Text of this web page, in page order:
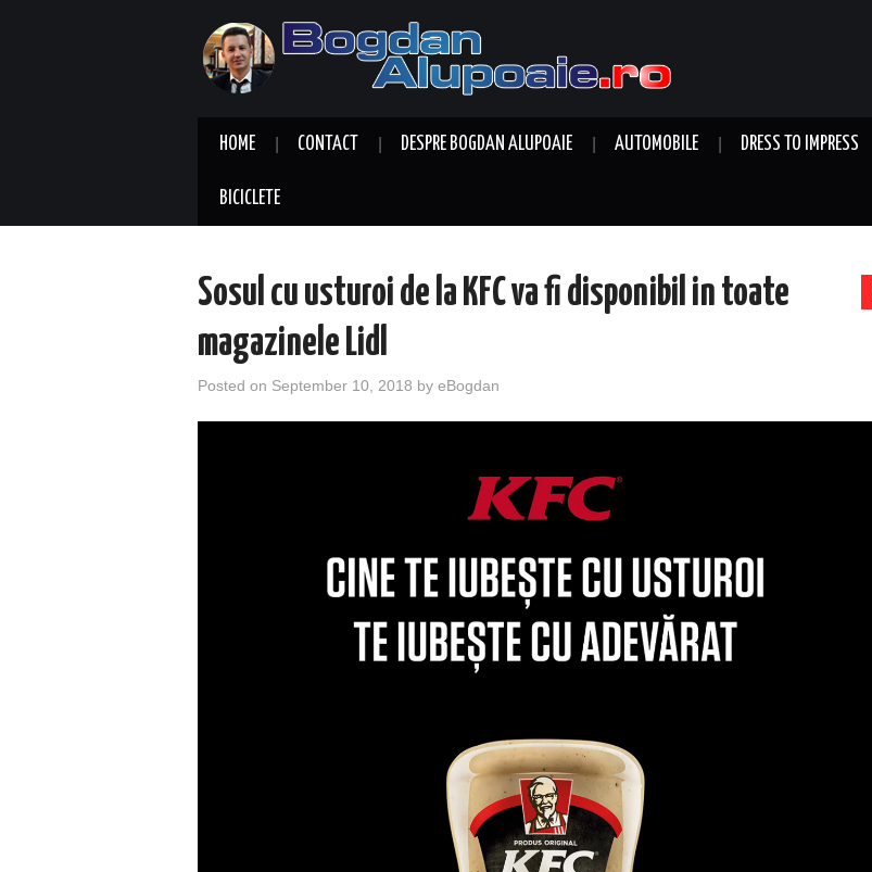
HOME CONTACT DESPRE BOGDAN ALUPOAIE AUTOMOBILE DRESS TO IMPRESS
BICICLETE
Sosul cu usturoi de la KFC va fi disponibil in toate
magazinele Lidl
Posted on September 10, 2018 by eBogdan